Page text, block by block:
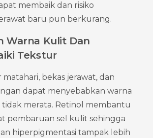
membaik dan risiko
baru pun berkurang.
Warna Kulit Dan
Tekstur
matahari, bekas jerawat, dan
dapat menyebabkan warna
merata. Retinol membantu
pembaruan sel kulit sehingga
hiperpigmentasi tampak lebih